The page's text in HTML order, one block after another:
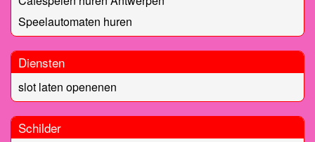
Speelautomaten huren
Diensten
slot laten openenen
Schilder